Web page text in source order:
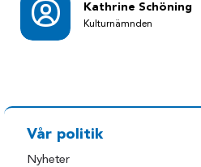
Kathrine Schöning
Kulturnämnden
Vår politik
Nyheter